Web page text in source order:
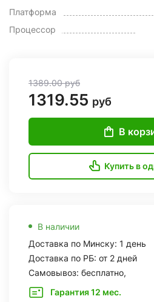
Платформа
Процессор
1389.00руб
1319.55 руб
В
Купить в
В наличии
Доставка по Минску: 1 день
Доставка по РБ: от 2 дней
Самовывоз: бесплатно,
Гарантия 12 мес.